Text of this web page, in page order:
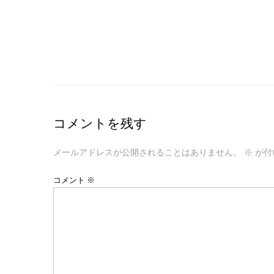
コメントを残す
メールアドレスが公開されることはありません。 ※ が
コメント ※